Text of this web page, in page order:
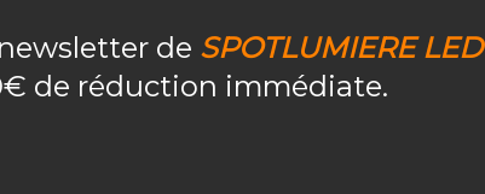
de SPOTLUMIERE LED
de réduction immédiate.